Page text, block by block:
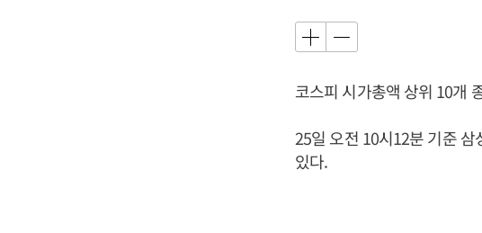
코스피 시가총액 상위 10개
25일 오전 10시12분 기준
있다.